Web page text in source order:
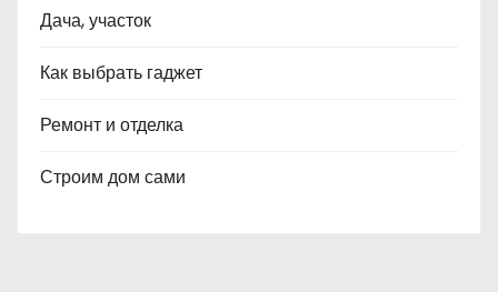
Дача, участок
Как выбрать гаджет
Ремонт и отделка
Строим дом сами